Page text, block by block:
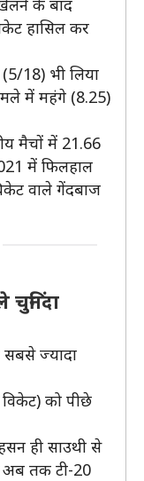
खेलने के बाद
हासिल कर
18) भी लिया
में महंगे (8.25)
मैचों में 21.66
में फिलहाल
वाले गेंदबाज
चुनिंदा
सबसे ज्यादा
को पीछे
ही साउथी से
अब तक टी-20